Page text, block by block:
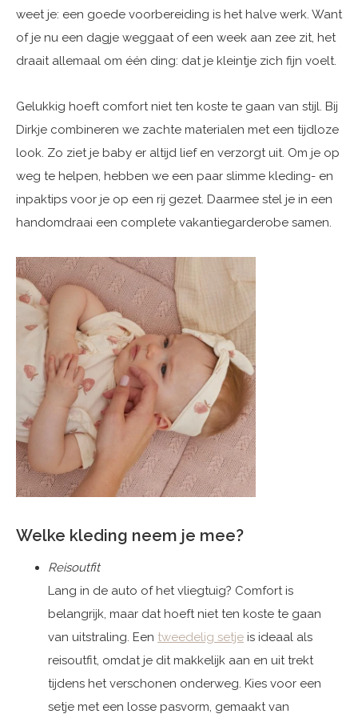
weet je: een goede voorbereiding is het halve werk. Want
of je nu een dagje weggaat of een week aan zee zit, het
draait allemaal om één ding: dat je kleintje zich fijn voelt.
Gelukkig hoeft comfort niet ten koste te gaan van stijl. Bij
Dirkje combineren we zachte materialen met een tijdloze
look. Zo ziet je baby er altijd lief en verzorgt uit. Om je op
weg te helpen, hebben we een paar slimme kleding- en
inpaktips voor je op een rij gezet. Daarmee stel je in een
handomdraai een complete vakantiegarderobe samen.
Welke kleding neem je mee?
Reisoutfit
Lang in de auto of het vliegtuig? Comfort is
belangrijk, maar dat hoeft niet ten koste te gaan
van uitstraling. Een tweedelig setje is ideaal als
reisoutfit, omdat je dit makkelijk aan en uit trekt
tijdens het verschonen onderweg. Kies voor een
setje met een losse pasvorm, gemaakt van